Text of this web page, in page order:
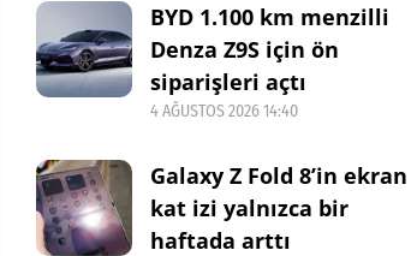
BYD 1.100 km menzilli
Denza Z9S için ön
siparişleri açtı
4 AĞUSTOS 2026 14:40
Galaxy Z Fold 8’in ekran
kat izi yalnızca bir
haftada arttı